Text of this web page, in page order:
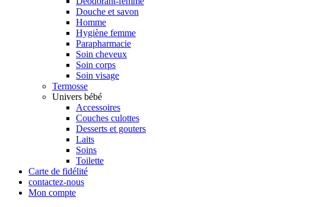
Douche et savon
Homme
Hygiène femme
Parapharmacie
Soin cheveux
Soin corps
Soin visage
Termosse
Univers bébé
Accessoires
Couches culottes
Desserts et gouters
Laits
Soins
Toilette
Carte de fidélité
contactez-nous
Mon compte